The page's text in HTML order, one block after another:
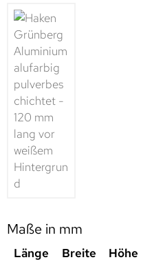
Maße in mm
Länge Breite Höhe